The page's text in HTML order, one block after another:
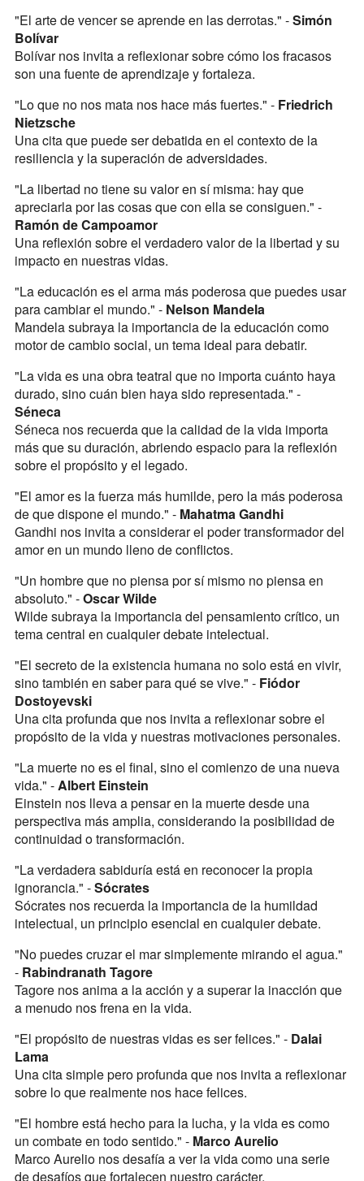
"El arte de vencer se aprende en las derrotas." -Simón
Bolívar
Bolívar nos invita a reflexionar sobre cómo los fracasos
son una fuente de aprendizaje y fortaleza.
"Lo que no nos mata nos hace más fuertes." - Friedrich
Nietzsche
Una cita que puede ser debatida en el contexto de la
resiliencia y la superación de adversidades.
"La libertad no tiene su valor en sí misma: hay que
apreciarla por las cosas que con ella se consiguen." -
Ramón de Campoamor
Una reflexión sobre el verdadero valor de la libertad y su
impacto en nuestras vidas.
"La educación es el arma más poderosa que puedes usar
para cambiar el mundo." - Nelson Mandela
Mandela subraya la importancia de la educación como
motor de cambio social, un tema ideal para debatir.
"La vida es una obra teatral que no importa cuánto haya
durado, sino cuán bien haya sido representada." -
Séneca
Séneca nos recuerda que la calidad de la vida importa
más que su duración, abriendo espacio para la reflexión
sobre el propósito y el legado.
"El amor es la fuerza más humilde, pero la más poderosa
de que dispone el mundo." - Mahatma Gandhi
Gandhi nos invita a considerar el poder transformador del
amor en un mundo lleno de conflictos.
"Un hombre que no piensa por sí mismo no piensa en
absoluto." -Oscar Wilde
Wilde subraya la importancia del pensamiento crítico, un
tema central en cualquier debate intelectual.
"El secreto de la existencia humana no solo está en vivir,
sino también en saber para qué se vive." - Fiódor
Dostoyevski
Una cita profunda que nos invita a reflexionar sobre el
propósito de la vida y nuestras motivaciones personales.
"La muerte no es el final, sino el comienzo de una nueva
vida." -Albert Einstein
Einstein nos lleva a pensar en la muerte desde una
perspectiva más amplia, considerando la posibilidad de
continuidad o transformación.
"La verdadera sabiduría está en reconocer la propia
ignorancia." -Sócrates
Sócrates nos recuerda la importancia de la humildad
intelectual, un principio esencial en cualquier debate.
"No puedes cruzar el mar simplemente mirando el agua."
- Rabindranath Tagore
Tagore nos anima a la acción y a superar la inacción que
a menudo nos frena en la vida.
"El propósito de nuestras vidas es ser felices." - Dalai
Lama
Una cita simple pero profunda que nos invita a reflexionar
sobre lo que realmente nos hace felices.
"El hombre está hecho para la lucha, y la vida es como
un combate en todo sentido." - Marco Aurelio
Marco Aurelio nos desafía a ver la vida como una serie
de desafíos que fortalecen nuestro carácter.